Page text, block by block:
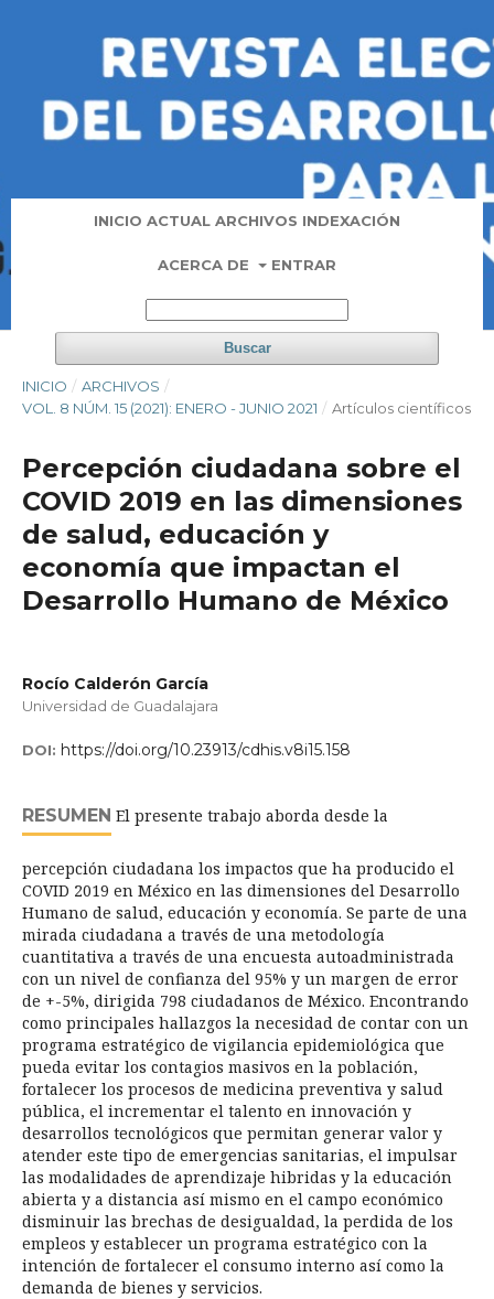
INICIO ACTUAL ARCHIVOS INDEXACIÓN
ACERCA DE ENTRAR
Buscar
INICIO / ARCHIVOS /
VOL. 8 NÚM. 15 (2021): ENERO - JUNIO 2021 / Artí­culos científicos
Percepción ciudadana sobre el
COVID 2019 en las dimensiones
de salud, educación y
economía que impactan el
Desarrollo Humano de México
Rocío Calderón García
Universidad de Guadalajara
DOI: https://doi.org/10.23913/cdhis.v8i15.158
RESUMEN El presente trabajo aborda desde la
percepción ciudadana los impactos que ha producido el
COVID 2019 en México en las dimensiones del Desarrollo
Humano de salud, educación y economía. Se parte de una
mirada ciudadana a través de una metodología
cuantitativa a través de una encuesta autoadministrada
con un nivel de confianza del 95% y un margen de error
de +-5%, dirigida 798 ciudadanos de México. Encontrando
como principales hallazgos la necesidad de contar con un
programa estratégico de vigilancia epidemiológica que
pueda evitar los contagios masivos en la población,
fortalecer los procesos de medicina preventiva y salud
pública, el incrementar el talento en innovación y
desarrollos tecnológicos que permitan generar valor y
atender este tipo de emergencias sanitarias, el impulsar
las modalidades de aprendizaje hibridas y la educación
abierta y a distancia así mismo en el campo económico
disminuir las brechas de desigualdad, la perdida de los
empleos y establecer un programa estratégico con la
intención de fortalecer el consumo interno así como la
demanda de bienes y servicios.